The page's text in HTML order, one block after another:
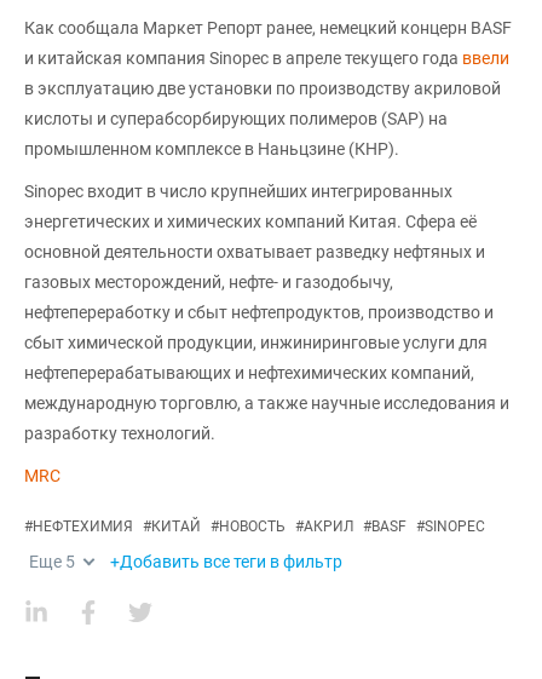
Как сообщала Маркет Репорт ранее, немецкий концерн BASF
и китайская компания Sinopec в апреле текущего года ввели
в эксплуатацию две установки по производству акриловой
кислоты и суперабсорбирующих полимеров (SAP) на
промышленном комплексе в Наньцзине (КНР).
Sinopec входит в число крупнейших интегрированных
энергетических и химических компаний Китая. Сфера её
основной деятельности охватывает разведку нефтяных и
газовых месторождений, нефте- и газодобычу,
нефтепереработку и сбыт нефтепродуктов, производство и
сбыт химической продукции, инжиниринговые услуги для
нефтеперерабатывающих и нефтехимических компаний,
международную торговлю, а также научные исследования и
разработку технологий.
MRC
#НЕФТЕХИМИЯ #КИТАЙ #НОВОСТЬ #АКРИЛ #BASF #SINOPEC
Еще 5 +Добавить все теги в фильтр